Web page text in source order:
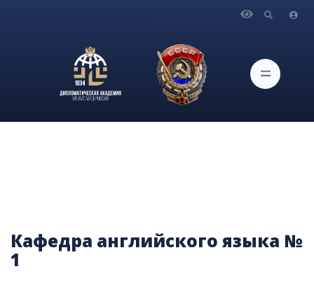
Кафедра английского языка №
1